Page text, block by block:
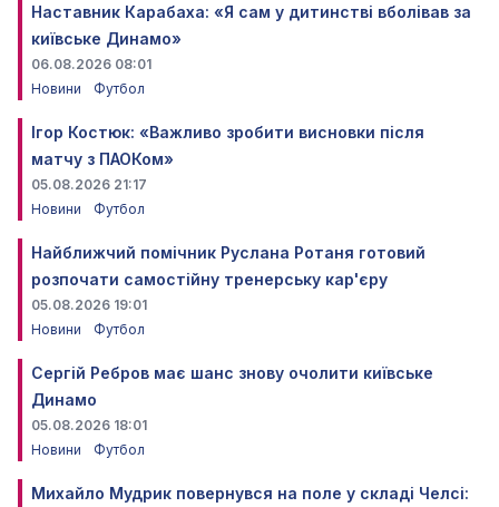
Наставник Карабаха: «Я сам у дитинстві вболівав за
київське Динамо»
06.08.2026 08:01
Новини
Футбол
Ігор Костюк: «Важливо зробити висновки після
матчу з ПАОКом»
05.08.2026 21:17
Новини
Футбол
Найближчий помічник Руслана Ротаня готовий
розпочати самостійну тренерську кар'єру
05.08.2026 19:01
Новини
Футбол
Сергій Ребров має шанс знову очолити київське
Динамо
05.08.2026 18:01
Новини
Футбол
Михайло Мудрик повернувся на поле у складі Челсі: